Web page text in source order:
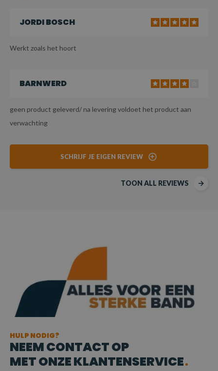
JORDI BOSCH
Werkt zoals het hoort
BARNWERD
geen product geleverd/ na levering voldoet het product aan
verwachting
SCHRIJF JE EIGEN REVIEW
TOON ALL REVIEWS
HULP NODIG?
NEEM CONTACT OP
MET ONZE KLANTENSERVICE